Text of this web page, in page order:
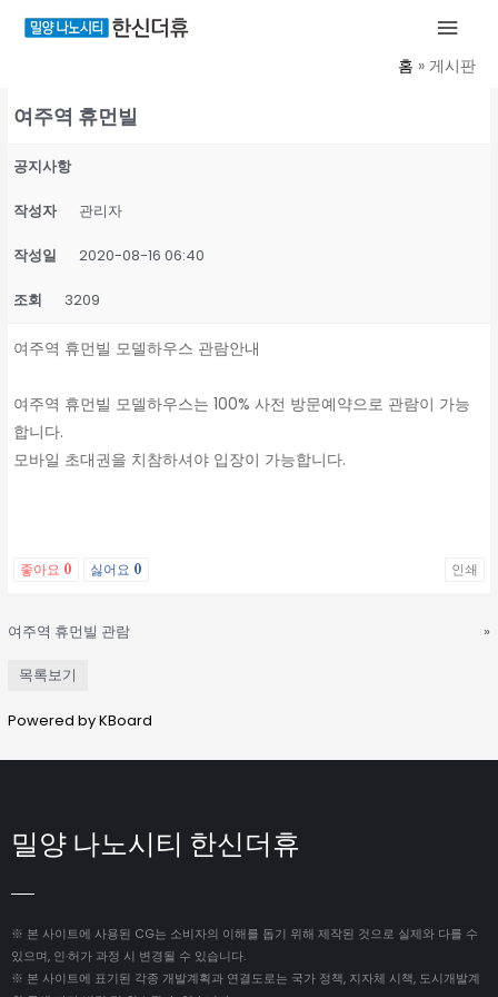
메
인
홈 게시판
여주역 휴먼빌
공지사항
작성자 관리자
작성일 2020-08-16 06:40
조회 3209
여주역 휴먼빌 모델하우스 관람안내
여주역 휴먼빌 모델하우스는 100% 사전 방문예약으로 관람이 가능
합니다.
모바일 초대권을 치참하셔야 입장이 가능합니다.
좋아요 0 싫어요 0 인쇄
여주역 휴먼빌 관람 »
목록보기
Powered by KBoard
밀양 나노시티 한신더휴
※ 본 사이트에 사용된 CG는 소비자의 이해를 돕기 위해 제작된 것으로 실제와 다를 수
있으며, 인·허가 과정 시 변경될 수 있습니다.
※ 본 사이트에 표기된 각종 개발계획과 연결도로는 국가 정책, 지자체 시책, 도시개발계